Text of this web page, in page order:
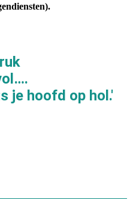
je hoofd op hol.'